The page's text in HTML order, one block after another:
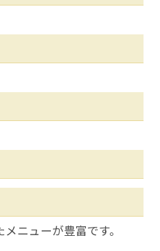
ニューが豊富です。